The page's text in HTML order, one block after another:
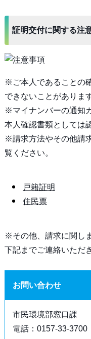
証明交付に関する注
※ご本人であることの
できないことがありま
※マイナンバーの通知
本人確認書類としては
※請求方法やその他請
覧ください。
戸籍証明
住民票
※その他、請求に関し
下記までご連絡いただ
お問い合わせ
市民環境部窓口課
電話：0157-33-3700